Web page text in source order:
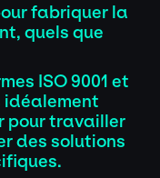
fabriquer la
quels que
ISO 9001 et
idéalement
pour travailler
des solutions